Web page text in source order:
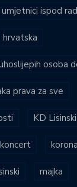
ispod
hrvatska
osoba
prava za sve
KD Lisinski
koncert
majka